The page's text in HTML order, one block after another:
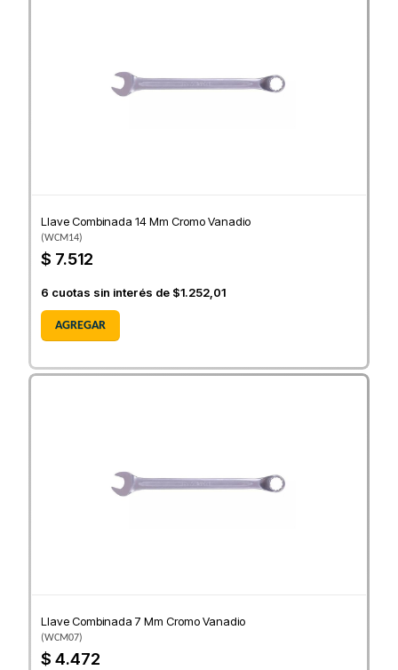
Llave Combinada 14 Mm Cromo Vanadio
(WCM14)
$ 7.512
6 cuotas sin interés de $1.252,01
AGREGAR
Llave Combinada 7 Mm Cromo Vanadio
(WCM07)
$ 4.472